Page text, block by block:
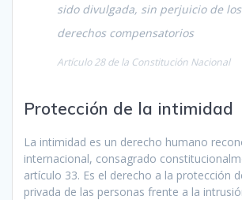
sido divulgada, sin perjuicio de
derechos compensatorios
Artículo 28 de la Constitución Nacional
Protección de la intimidad
La intimidad es un derecho humano
internacional, consagrado
artículo 33. Es el derecho a la protección
privada de las personas frente a la